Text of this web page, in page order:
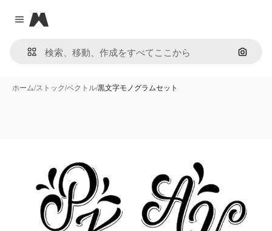
Close menu
Magnific
画像で
ホーム/ストック/ベクトル/黒文字モノグラムセット